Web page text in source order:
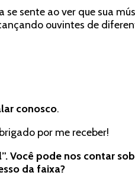
leia
a
sente ao ver que sua
ouvintes de
conosco.
por me receber!
Você pode nos contar
da faixa?